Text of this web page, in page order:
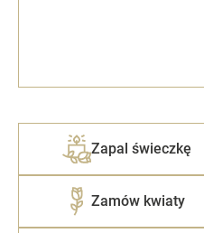
Zapal świeczkę
Zamów kwiaty